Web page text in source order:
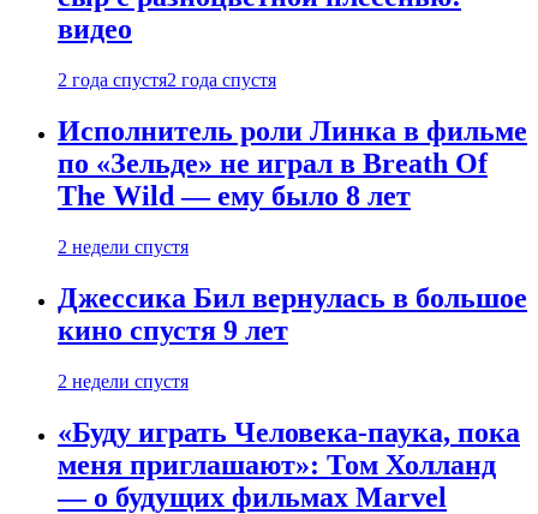
видео
2 года спустя2 года спустя
Исполнитель роли Линка в фильме
по «Зельде» не играл в Breath Of
The Wild — ему было 8 лет
2 недели спустя
Джессика Бил вернулась в большое
кино спустя 9 лет
2 недели спустя
«Буду играть Человека-паука, пока
меня приглашают»: Том Холланд
— о будущих фильмах Marvel